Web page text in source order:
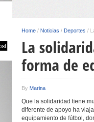
Home / Noticias / Deportes /
La
forma de
By Marina
Que la solidaridad tiene
diferente de apoyo ha
equipamiento de fútbol,